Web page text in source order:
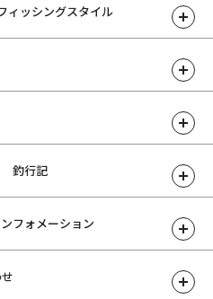
ィッシングスタイル
釣行記
フォメーション